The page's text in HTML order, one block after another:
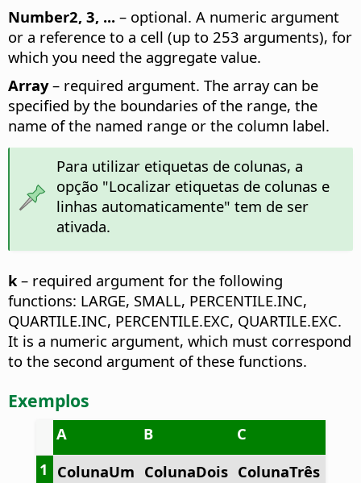
Number2, 3, ... – optional. A numeric argument
or a reference to a cell (up to 253 arguments), for
which you need the aggregate value.
Array– required argument. The array can be
specified by the boundaries of the range, the
name of the named range or the column label.
Para utilizar etiquetas de colunas, a
opção "Localizar etiquetas de colunas e
linhas automaticamente" tem de ser
ativada.
k– required argument for the following
functions: LARGE, SMALL, PERCENTILE.INC,
QUARTILE.INC, PERCENTILE.EXC, QUARTILE.EXC.
It is a numeric argument, which must correspond
to the second argument of these functions.
Exemplos
A B
C
1 ColunaUm ColunaDois ColunaTrês